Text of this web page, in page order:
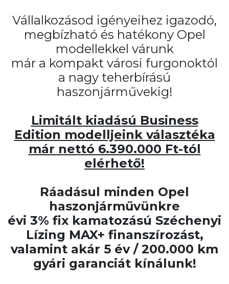
Vállalkozásod igényeihez igazodó,
megbízható és hatékony Opel
modellekkel várunk
már a kompakt városi furgonoktól
a nagy teherbírású
haszonjárművekig!
Limitált kiadású Business
Edition modelljeink választéka
már nettó 6.390.000 Ft-tól
elérhető!
Ráadásul minden Opel
haszonjárművünkre
évi 3% fix kamatozású Széchenyi
Lízing MAX+ finanszírozást,
valamint akár 5 év / 200.000 km
gyári garanciát kínálunk!